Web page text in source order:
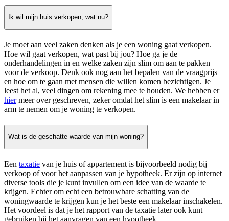
Ik wil mijn huis verkopen, wat nu?
Je moet aan veel zaken denken als je een woning gaat verkopen.
Hoe wil gaat verkopen, wat past bij jou? Hoe ga je de
onderhandelingen in en welke zaken zijn slim om aan te pakken
voor de verkoop. Denk ook nog aan het bepalen van de vraagprijs
en hoe om te gaan met mensen die willen komen bezichtigen. Je
leest het al, veel dingen om rekening mee te houden. We hebben er
hiermeer over geschreven, zeker omdat het slim is een makelaar in
arm te nemen om je woning te verkopen.
Wat is de geschatte waarde van mijn woning?
Een taxatie van je huis of appartement is bijvoorbeeld nodig bij
verkoop of voor het aanpassen van je hypotheek. Er zijn op internet
diverse tools die je kunt invullen om een idee van de waarde te
krijgen. Echter om echt een betrouwbare schatting van de
woningwaarde te krijgen kun je het beste een makelaar inschakelen.
Het voordeel is dat je het rapport van de taxatie later ook kunt
gebruiken bij het aanvragen van een hypotheek.